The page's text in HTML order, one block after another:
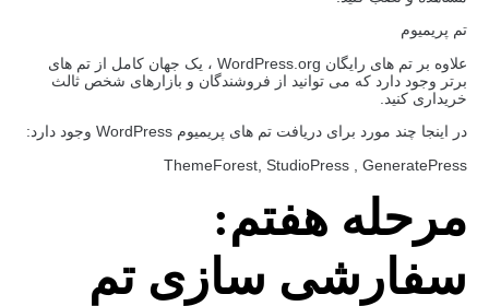
تم پریمیوم
علاوه بر تم های رایگان WordPress.org ، یک جهان کامل از تم های
برتر وجود دارد که می توانید از فروشندگان و بازارهای شخص ثالث
خریداری کنید.
در اینجا چند مورد برای دریافت تم های پریمیوم WordPress وجود دارد:
ThemeForest, StudioPress , GeneratePress
مرحله هفتم:
سفارشی سازی تم